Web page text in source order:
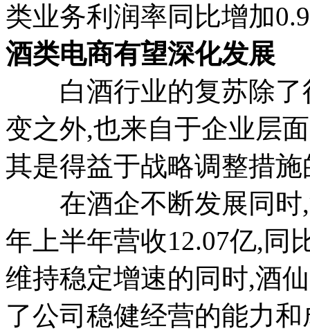
类业务利润率同比增加
酒类电商有望深化发展
白酒行业的复苏除了
变之外,也来自于企业层
其是得益于战略调整措
在酒企不断发展同时,
年上半年营收12.07亿,同
维持稳定增速的同时,酒
了公司稳健经营的能力